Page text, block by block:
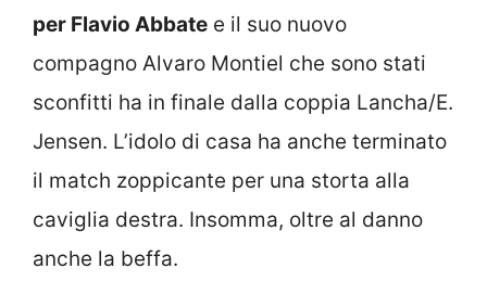
per Flavio Abbate e il suo nuovo
compagno Alvaro Montiel che sono stati
sconfitti ha in finale dalla coppia Lancha/E.
Jensen. L’idolo di casa ha anche terminato
il match zoppicante per una storta alla
caviglia destra. Insomma, oltre al danno
anche la beffa.